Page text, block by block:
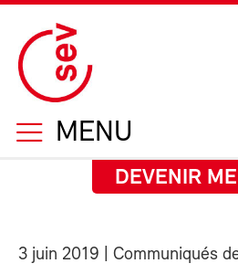
MENU
DEVENIR
3 juin 2019 | Communiqués